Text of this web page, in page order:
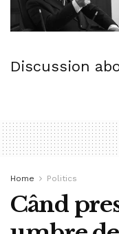
Discussion
Home Politics
Când